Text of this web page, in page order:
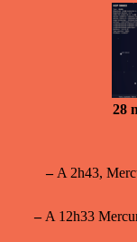
28
–A 2h43,
–A 12h33